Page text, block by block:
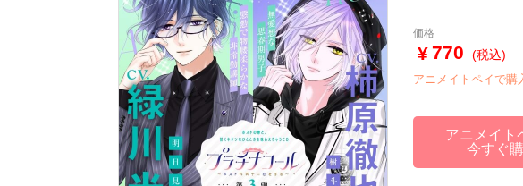
価格
770 (税込)
アニメイトペイで購
アニメイト
今すぐ